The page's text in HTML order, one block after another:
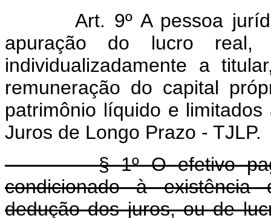
Art. 9º A pessoa
apuração do lucro
individualizadamente a
remuneração do capital
patrimônio líquido e
Juros de Longo Prazo - TJLP.
§ 1º O efetivo
condicionado à
dedução dos juros, ou de